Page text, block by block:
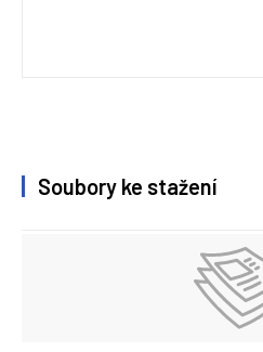
Soubory ke stažení